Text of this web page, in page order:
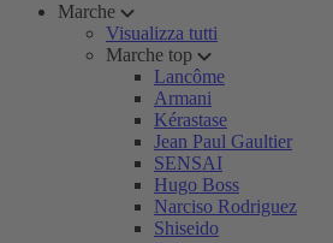
Marche
Visualizza tutti
Marche top
Lancôme
Armani
Kérastase
Jean Paul Gaultier
SENSAI
Hugo Boss
Narciso Rodriguez
Shiseido